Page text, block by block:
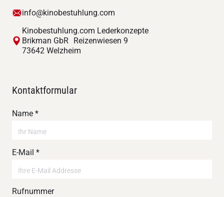
info@kinobestuhlung.com
Kinobestuhlung.com Lederkonzepte
Brikman GbR Reizenwiesen 9
73642 Welzheim
Kontaktformular
Name *
E-Mail *
Rufnummer